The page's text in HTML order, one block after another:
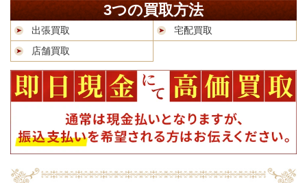
3つの買取方法
出張買取
宅配買取
店舗買取